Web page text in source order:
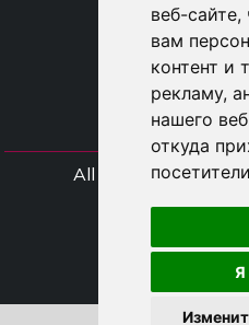
веб-сайте,
вам
контент и
рекламу,
нашего
откуда
Я
All rights Styliafoe
Follow us